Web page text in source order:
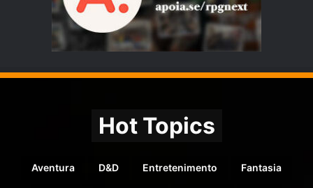
Hot Topics
Aventura D&D Entretenimento Fantasia